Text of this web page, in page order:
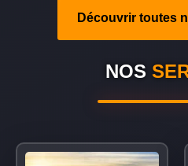
Découvrir toutes
NOS